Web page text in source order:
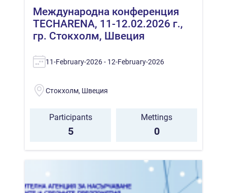
Международна конференция
TECHARENA, 11-12.02.2026 г.,
гр. Стокхолм, Швеция
11-February-2026 - 12-February-2026
Стокхолм, Швеция
Participants
5
Mettings
0